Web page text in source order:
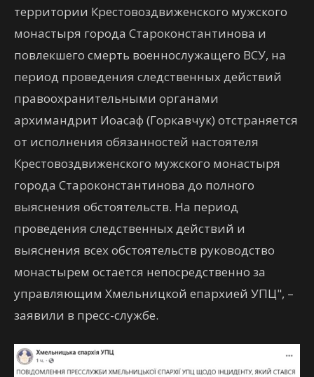
территории Крестовоздвиженского мужского
монастыря города Староконстантинова и
повлекшего смерть военнослужащего ВСУ, на
период проведения следственных действий
правоохранительными органами
архимандрит Иоасаф (Горкавчук) отстраняется
от исполнения обязанностей настоятеля
Крестовоздвиженского мужского монастыря
города Староконстантинова до полного
выяснения обстоятельств. На период
проведения следственных действий и
выяснения всех обстоятельств руководство
монастырем остается непосредственно за
управляющим Хмельницкой епархией УПЦ", –
заявили в пресс-службе.